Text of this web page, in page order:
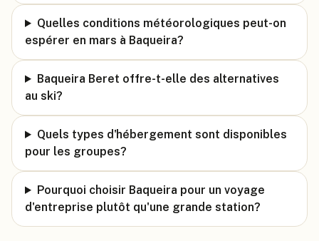
Quelles conditions météorologiques peut-on
espérer en mars à Baqueira?
Baqueira Beret offre-t-elle des alternatives
au ski?
Quels types d'hébergement sont disponibles
pour les groupes?
Pourquoi choisir Baqueira pour un voyage
d'entreprise plutôt qu'une grande station?